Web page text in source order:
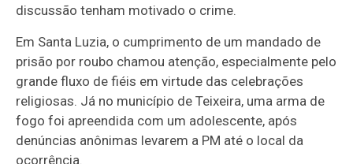
discussão tenham motivado o crime.
Em Santa Luzia, o cumprimento de um mandado de
prisão por roubo chamou atenção, especialmente pelo
grande fluxo de fiéis em virtude das celebrações
religiosas. Já no município de Teixeira, uma arma de
fogo foi apreendida com um adolescente, após
denúncias anônimas levarem a PM até o local da
ocorrência.